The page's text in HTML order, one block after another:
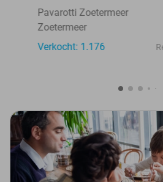
Pavarotti Zoetermeer
Zoetermeer
Verkocht: 1.176